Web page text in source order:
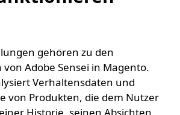
gehören zu den
Adobe Sensei in Magento.
Verhaltensdaten und
von Produkten, die dem Nutzer